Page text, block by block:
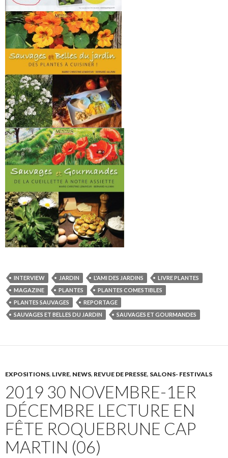
INTERVIEW JARDIN L'AMI DES JARDINS
LIVRE PLANTES
MAGAZINE
PLANTES
PLANTES COMESTIBLES
PLANTES SAUVAGES
REPORTAGE
SAUVAGES ET BELLES DU JARDIN
SAUVAGES ET GOURMANDES
EXPOSITIONS, LIVRE, NEWS, REVUE DE PRESSE, SALONS- FESTIVALS
2019 30 NOVEMBRE-1ER
DÉCEMBRE LECTURE EN
FÊTE ROQUEBRUNE CAP
MARTIN (06)